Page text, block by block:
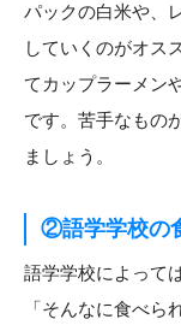
パックの白米や、
していくのがオス
てカップラーメン
です。苦手なもの
ましょう。
②語学学校の
語学学校によって
「そんなに食べ